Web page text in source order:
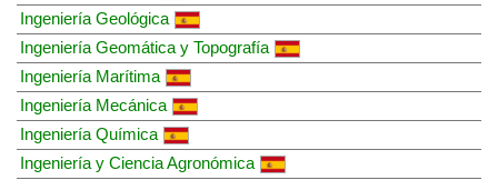
Ingeniería Geológica
Ingeniería Geomática y Topografía
Ingeniería Marítima
Ingeniería Mecánica
Ingeniería Química
Ingeniería y Ciencia Agronómica